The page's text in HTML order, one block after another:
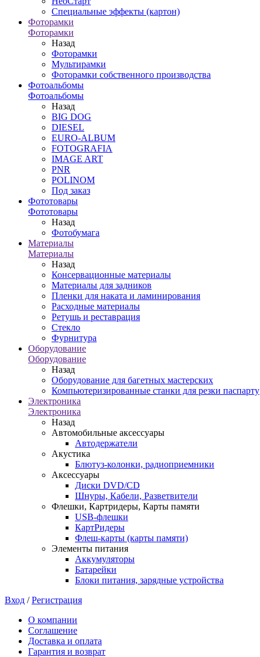
Специальные эффекты (картон)
Фоторамки
Фоторамки
Назад
Фоторамки
Мультирамки
Фоторамки собственного производства
Фотоальбомы
Фотоальбомы
Назад
BIG DOG
DIESEL
EURO-ALBUM
FOTOGRAFIA
IMAGE ART
PNR
POLINOM
Под заказ
Фототовары
Фототовары
Назад
Фотобумага
Материалы
Материалы
Назад
Консервационные материалы
Материалы для задников
Пленки для наката и ламинирования
Расходные материалы
Ретушь и реставрация
Стекло
Фурнитура
Оборудование
Оборудование
Назад
Оборудование для багетных мастерских
Компьютеризированные станки для резки паспарту
Электроника
Электроника
Назад
Автомобильные аксессуары
Автодержатели
Акустика
Блютуз-колонки, радиоприемники
Аксессуары
Диски DVD/CD
Шнуры, Кабели, Разветвители
Флешки, Картридеры, Карты памяти
USB-флешки
КартРидеры
Флеш-карты (карты памяти)
Элементы питания
Аккумуляторы
Батарейки
Блоки питания, зарядные устройства
Вход /Регистрация
О компании
Соглашение
Доставка и оплата
Гарантия и возврат